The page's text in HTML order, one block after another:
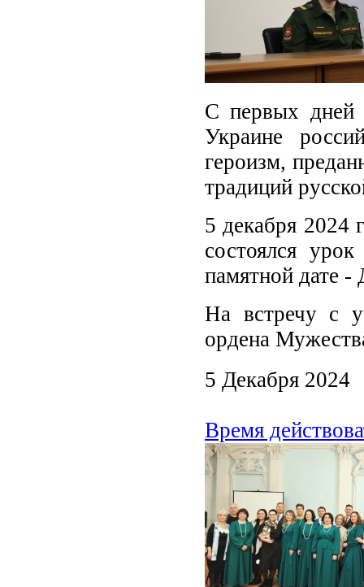
С первых дней
Украине
героизм,
традиций
5 декабря 2024
состоялся
памятной дате -
На встречу с
ордена
5 Декабря 2024
Время